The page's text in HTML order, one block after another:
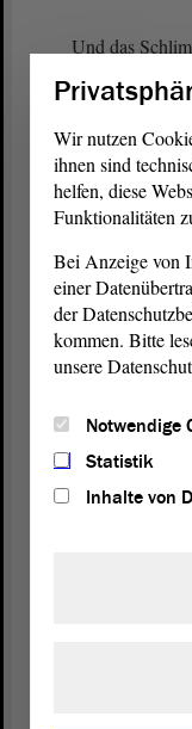
Und das
restriktiven
wurden, die
sinnvoll, die
diskutieren, die
Die finde ich
Aber ich
wir
nenne es mal,
Städten
geschafft
werden das
entzerren,
(Beifall bei
sprechen. Es
Wir nutzen
ihnen sind
helfen, diese
Funktionalitäten
Bei Anzeige von
einer
der
kommen. Bitte
unsere
Notwendige
Statistik
Inhalte von